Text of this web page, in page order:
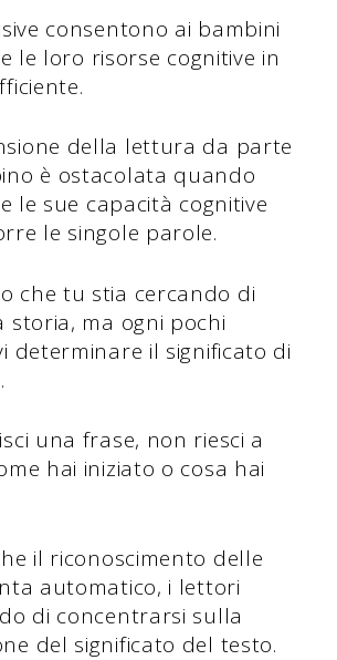
consentono ai bambini
le loro risorse cognitive in
della lettura da parte
è ostacolata quando
le sue capacità cognitive
le singole parole.
che tu stia cercando di
storia, ma ogni pochi
determinare il significato di
una frase, non riesci a
hai iniziato o cosa hai
il riconoscimento delle
automatico, i lettori
di concentrarsi sulla
del significato del testo.